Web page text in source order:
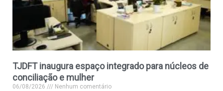
TJDFT inaugura espaço integrado para núcleos de
conciliação e mulher
06/08/2026 Nenhum comentário